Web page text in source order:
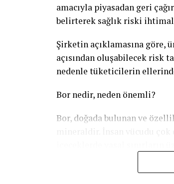
amacıyla piyasadan geri
belirterek sağlık riski
Şirketin açıklamasına göre,
açısından oluşabilecek risk
nedenle tüketicilerin
Bor nedir, neden önemli?
Bor, doğada bulunan ve
miktarda tüketilmesi halinde